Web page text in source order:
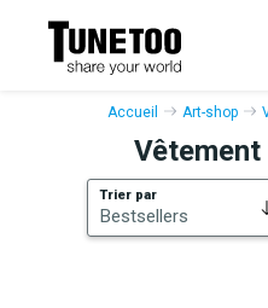
Accueil Art-shop
Vêtement
Trier par
Bestsellers